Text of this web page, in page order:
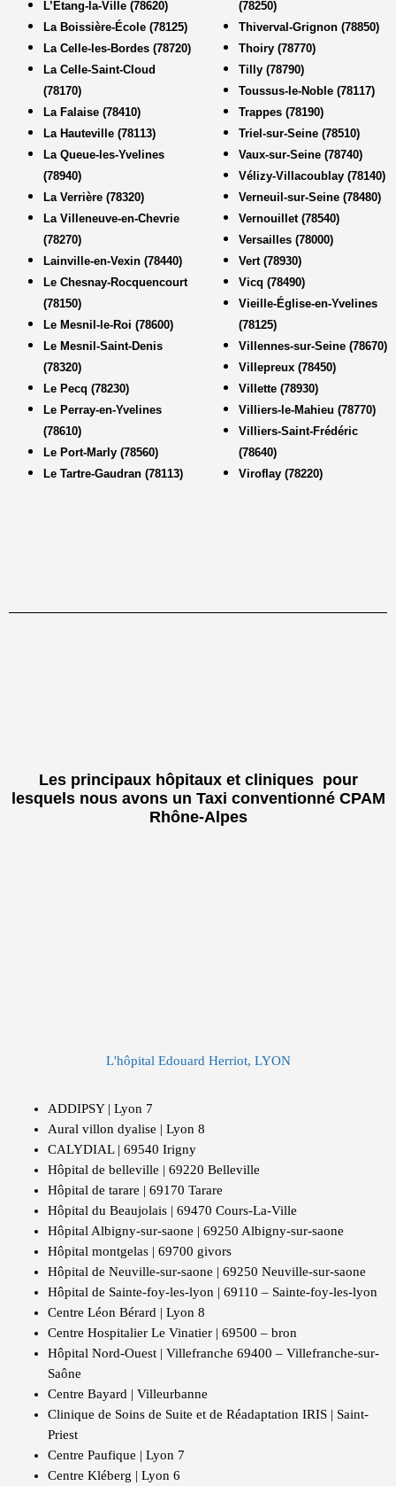
L’Étang-la-Ville (78620)
La Boissière-École (78125)
La Celle-les-Bordes (78720)
La Celle-Saint-Cloud
(78170)
La Falaise (78410)
La Hauteville (78113)
La Queue-les-Yvelines
(78940)
La Verrière (78320)
La Villeneuve-en-Chevrie
(78270)
Lainville-en-Vexin (78440)
Le Chesnay-Rocquencourt
(78150)
Le Mesnil-le-Roi (78600)
Le Mesnil-Saint-Denis
(78320)
Le Pecq (78230)
Le Perray-en-Yvelines
(78610)
Le Port-Marly (78560)
Le Tartre-Gaudran (78113)
(78250)
Thiverval-Grignon (78850)
Thoiry (78770)
Tilly (78790)
Toussus-le-Noble (78117)
Trappes (78190)
Triel-sur-Seine (78510)
Vaux-sur-Seine (78740)
Vélizy-Villacoublay (78140)
Verneuil-sur-Seine (78480)
Vernouillet (78540)
Versailles (78000)
Vert (78930)
Vicq (78490)
Vieille-Église-en-Yvelines
(78125)
Villennes-sur-Seine (78670)
Villepreux (78450)
Villette (78930)
Villiers-le-Mahieu (78770)
Villiers-Saint-Frédéric
(78640)
Viroflay (78220)
Les principaux hôpitaux et cliniques pour
lesquels nous avons un Taxi conventionné CPAM
Rhône-Alpes
L'hôpital Edouard Herriot, LYON
ADDIPSY | Lyon 7
Aural villon dyalise | Lyon 8
CALYDIAL | 69540 Irigny
Hôpital de belleville | 69220 Belleville
Hôpital de tarare | 69170 Tarare
Hôpital du Beaujolais | 69470 Cours-La-Ville
Hôpital Albigny-sur-saone | 69250 Albigny-sur-saone
Hôpital montgelas | 69700 givors
Hôpital de Neuville-sur-saone | 69250 Neuville-sur-saone
Hôpital de Sainte-foy-les-lyon | 69110 – Sainte-foy-les-lyon
Centre Léon Bérard | Lyon 8
Centre Hospitalier Le Vinatier | 69500 – bron
Hôpital Nord-Ouest | Villefranche 69400 – Villefranche-sur-
Saône
Centre Bayard | Villeurbanne
Clinique de Soins de Suite et de Réadaptation IRIS | Saint-
Priest
Centre Paufique | Lyon 7
Centre Kléberg | Lyon 6